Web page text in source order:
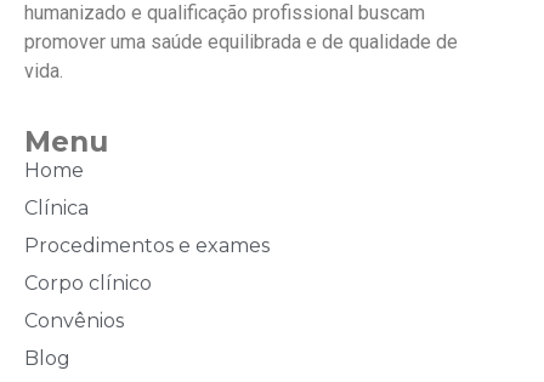
humanizado e qualificação profissional buscam
promover uma saúde equilibrada e de qualidade de
vida.
Menu
Home
Clínica
Procedimentos e exames
Corpo clínico
Convênios
Blog